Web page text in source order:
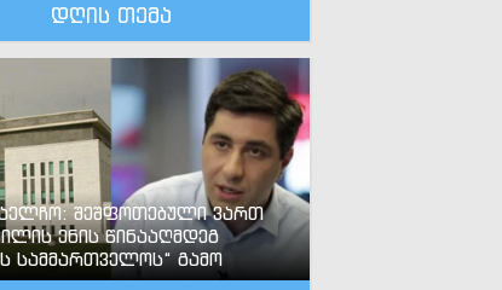
დღის თემა
შეშფოთებული ვართ
ენის წინააღმდეგ
სამმართველოს“ გამო